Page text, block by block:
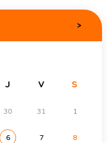
>
J V S
30 31 1
6 7 8